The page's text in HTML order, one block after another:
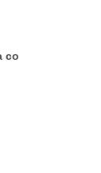
co